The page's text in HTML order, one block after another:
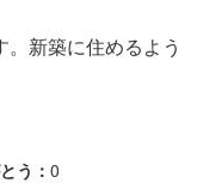
新築に住めるよう
う： 0